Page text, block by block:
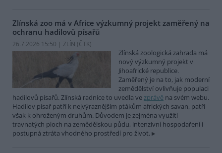
Zlínská zoo má v Africe výzkumný projekt zaměřený na
ochranu hadilovů písařů
26.7.2026 15:50 | ZLÍN (ČTK)
Zlínská zoologická zahrada má
nový výzkumný projekt v
Jihoafrické republice.
Zaměřený je na to, jak moderní
zemědělství ovlivňuje populaci
hadilovů písařů. Zlínská radnice to uvedla vezprávě na svém webu.
Hadilov písař patří k nejvýraznějším ptákům afrických savan, patří
však k ohroženým druhům. Důvodem je zejména využití
travnatých ploch na zemědělskou půdu, intenzivní hospodaření i
postupná ztráta vhodného prostředí pro život.